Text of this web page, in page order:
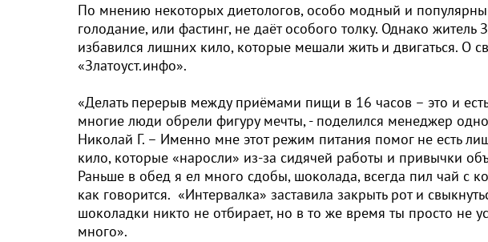
По мнению некоторых диетологов, особо модный и
голодание, или фастинг, не даёт особого толку. Однако
избавился лишних кило, которые мешали жить и двигаться. О
«Златоуст.инфо».
«Делать перерыв между приёмами пищи в 16 часов – это и
многие люди обрели фигуру мечты, - поделился менеджер
Николай Г. – Именно мне этот режим питания помог не есть
кило, которые «наросли» из-за сидячей работы и привычки
Раньше в обед я ел много сдобы, шоколада, всегда пил чай с
как говорится. «Интервалка» заставила закрыть рот и
шоколадки никто не отбирает, но в то же время ты просто не
много».